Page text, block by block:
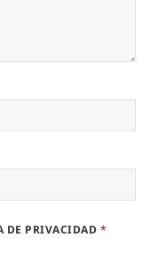
DE PRIVACIDAD *